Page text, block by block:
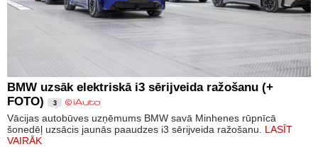
BMW uzsāk elektriskā i3 sērijveida ražošanu (+
FOTO)
3
Vācijas autobūves uzņēmums BMW savā Minhenes rūpnīcā
šonedēļ uzsācis jaunās paaudzes i3 sērijveida ražošanu. LASĪT
VAIRĀK